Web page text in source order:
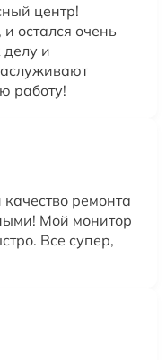
центр!
остался очень
и
работу!
ремонта
Мой монитор
Все супер,